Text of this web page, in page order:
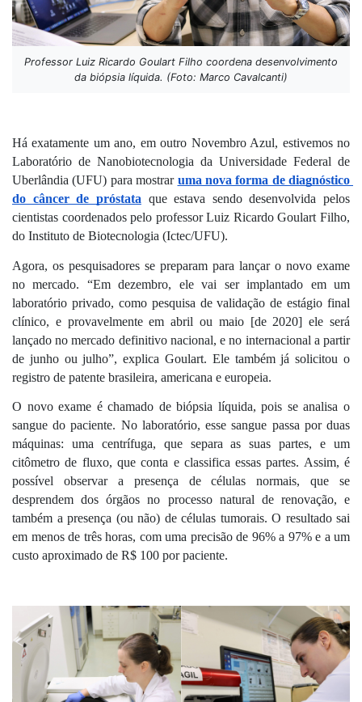
Professor Luiz Ricardo Goulart Filho coordena desenvolvimento
da biópsia líquida. (Foto: Marco Cavalcanti)
Há exatamente um ano, em outro Novembro Azul, estivemos no
Laboratório de Nanobiotecnologia da Universidade Federal de
Uberlândia (UFU) para mostrar uma nova forma de diagnóstico
do câncer de próstata que estava sendo desenvolvida pelos
cientistas coordenados pelo professor Luiz Ricardo Goulart Filho,
do Instituto de Biotecnologia (Ictec/UFU).
Agora, os pesquisadores se preparam para lançar o novo exame
no mercado. “Em dezembro, ele vai ser implantado em um
laboratório privado, como pesquisa de validação de estágio final
clínico, e provavelmente em abril ou maio [de 2020] ele será
lançado no mercado definitivo nacional, e no internacional a partir
de junho ou julho”, explica Goulart. Ele também já solicitou o
registro de patente brasileira, americana e europeia.
O novo exame é chamado de biópsia líquida, pois se analisa o
sangue do paciente. No laboratório, esse sangue passa por duas
máquinas: uma centrífuga, que separa as suas partes, e um
citômetro de fluxo, que conta e classifica essas partes. Assim, é
possível observar a presença de células normais, que se
desprendem dos órgãos no processo natural de renovação, e
também a presença (ou não) de células tumorais. O resultado sai
em menos de três horas, com uma precisão de 96% a 97% e a um
custo aproximado de R$ 100 por paciente.